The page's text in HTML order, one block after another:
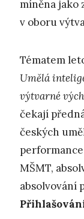
míněna jako
v oboru
Tématem
Umělá
výtvarné
čekají
českých
MŠMT,
absolvování